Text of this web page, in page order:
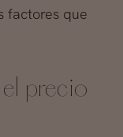
factores que
precio